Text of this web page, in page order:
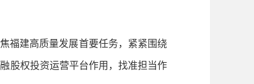
福建高质量发展首要任务，紧紧围绕
股权投资运营平台作用，找准担当作